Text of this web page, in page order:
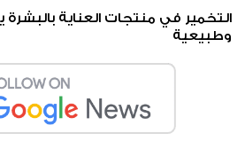
التخمير في منتجات العناية
وطبيعية